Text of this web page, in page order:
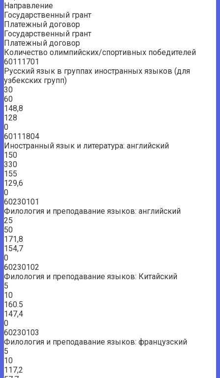
Направление
Государственный грант
Платежный договор
Государственный грант
Платежный договор
Количество олимпийских/спортивных победителей
60111701
Русский язык в группах иностранных языков (для
узбекских групп)
30
60
148,8
128
0
60111804
Иностранный язык и литература: английский
150
330
155
129,6
0
60230101
Филология и преподавание языков: английский
25
50
171,8
154,7
0
60230102
Филология и преподавание языков: Китайский
5
10
160.5
147,4
0
60230103
Филология и преподавание языков: французский
5
10
117,2